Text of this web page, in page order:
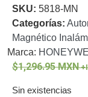
o
Refacciones
de
Video
de Video
Cables y
SKU: 5818-MN
Categorías:
Magnético
Marca:
1,296.95MXN
Sin existencias